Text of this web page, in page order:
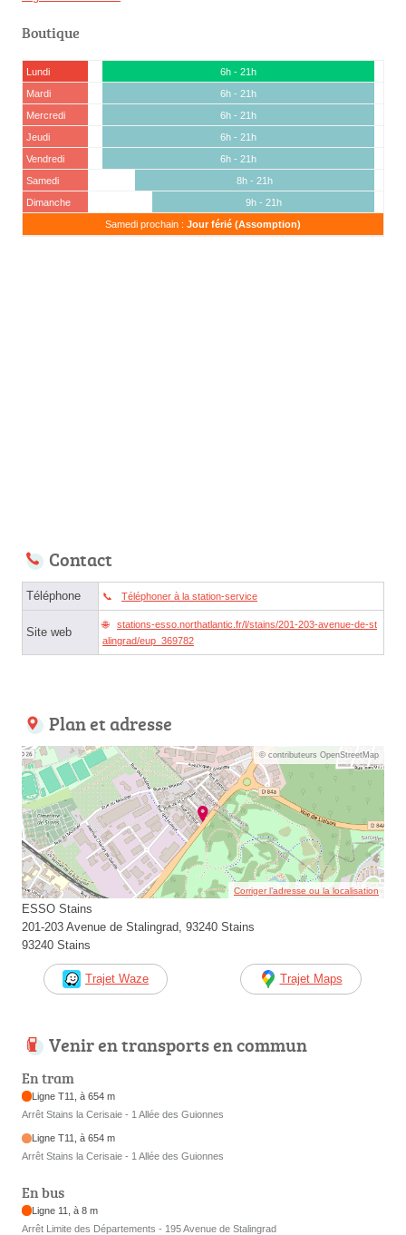
Boutique
Lundi
6h - 21h
Mardi
6h - 21h
Mercredi
6h - 21h
Jeudi
6h - 21h
Vendredi
6h - 21h
Samedi
8h - 21h
Dimanche
9h - 21h
Samedi prochain : Jour férié (Assomption)
Contact
Téléphone Téléphoner à la station-service
Site web
stations-esso.northatlantic.fr/l/stains/201-203-avenue-de-st
alingrad/eup_369782
Plan et adresse
© contributeurs OpenStreetMap
Corriger l’adresse ou la localisation
ESSO Stains
201-203 Avenue de Stalingrad, 93240 Stains
93240 Stains
Trajet Waze Trajet Maps
Venir en transports en commun
En tram
Ligne T11, à 654 m
Arrêt Stains la Cerisaie - 1 Allée des Guionnes
Ligne T11, à 654 m
Arrêt Stains la Cerisaie - 1 Allée des Guionnes
En bus
Ligne 11, à 8 m
Arrêt Limite des Départements - 195 Avenue de Stalingrad